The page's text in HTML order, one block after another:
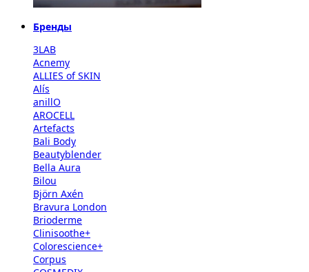
Бренды
3LAB
Acnemy
ALLIES of SKIN
Alís
anillO
AROCELL
Artefacts
Bali Body
Beautyblender
Bella Aura
Bilou
Björn Axén
Bravura London
Brioderme
Clinisoothe+
Colorescience+
Corpus